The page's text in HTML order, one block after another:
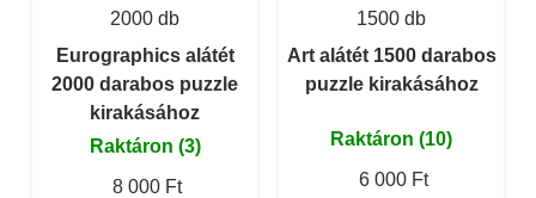
2000 db
Eurographics alátét
2000 darabos puzzle
kirakásához
Raktáron (3)
8 000 Ft
1500 db
Art alátét 1500 darabos
puzzle kirakásához
Raktáron (10)
6 000 Ft